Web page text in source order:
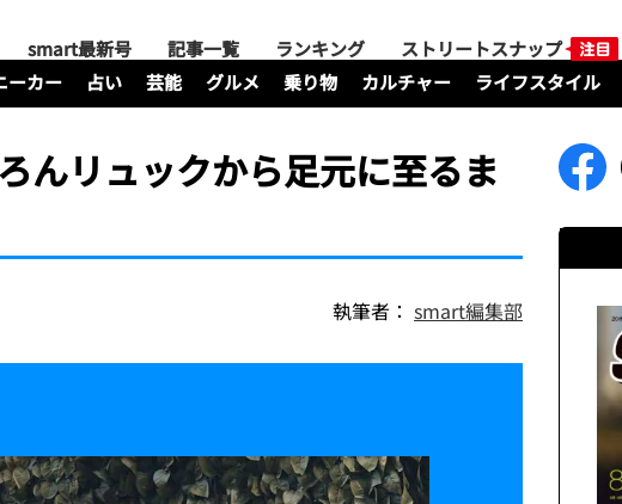
smart最新号 記事一覧 ランキング
ストリートスナップ
ーカー 占い 芸能 グルメ 乗り物 カルチャー ライフスタイル
んリュックから足元に至るま
執筆者： smart編集部